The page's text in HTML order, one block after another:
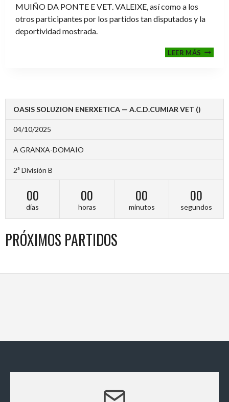
MUIÑO DA PONTE E VET. VALEIXE, así como a los
otros participantes por los partidos tan disputados y la
deportividad mostrada.
LEER MÁS
2024-
OASIS SOLUZION ENERXETICA — A.C.D.CUMIAR VET ()
04/10/2025
A GRANXA-DOMAIO
2ª División B
00
días
00
horas
00
minutos
00
segundos
PRÓXIMOS PARTIDOS